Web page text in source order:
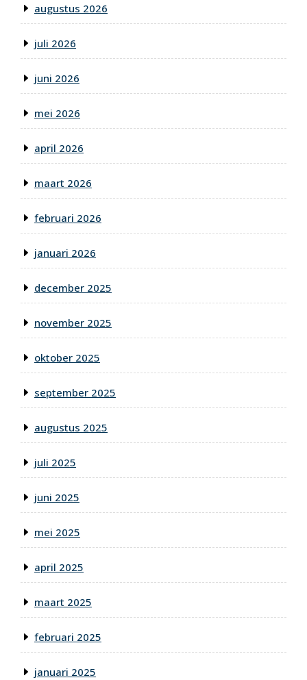
augustus 2026
juli 2026
juni 2026
mei 2026
april 2026
maart 2026
februari 2026
januari 2026
december 2025
november 2025
oktober 2025
september 2025
augustus 2025
juli 2025
juni 2025
mei 2025
april 2025
maart 2025
februari 2025
januari 2025